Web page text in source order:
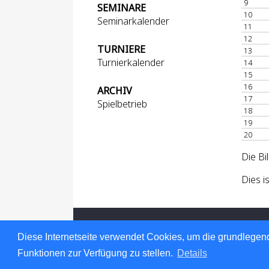
Diese Internetseite verwendet Cookies, um die
Funktionen zur Verfügung zu stellen. Details
SEMINARE
Seminarkalender
TURNIERE
Turnierkalender
ARCHIV
Spielbetrieb
9
10
11
12
13
14
15
16
17
18
19
20
Die
Dies
© 1999-2026nu Datenautomaten
Datenschutz